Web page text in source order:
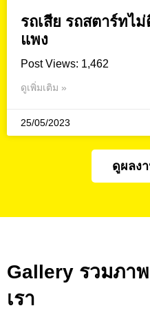
รถเสีย รถสตาร์ทไ
แพง
Post Views: 1,462
ดูเพิ่มเติม »
25/05/2023
ดูผลง
Gallery รวมภา
เรา